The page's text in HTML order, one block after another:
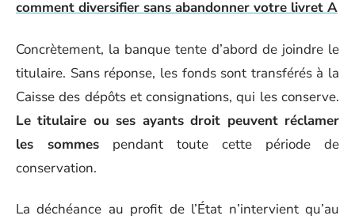
comment diversifier sans abandonner votre livret A
Concrètement, la banque tente d’abord de joindre le
titulaire. Sans réponse, les fonds sont transférés à la
Caisse des dépôts et consignations, qui les conserve.
Le titulaire ou ses ayants droit peuvent réclamer
les sommes pendant toute cette période de
conservation.
La déchéance au profit de l’État n’intervient qu’au